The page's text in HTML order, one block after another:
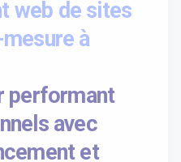
web de sites
à
performant
avec
et